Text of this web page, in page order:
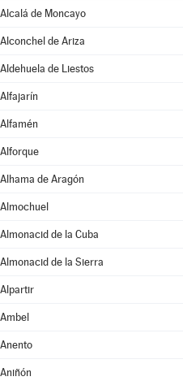
Alcalá de Moncayo
Alconchel de Ariza
Aldehuela de Liestos
Alfajarín
Alfamén
Alforque
Alhama de Aragón
Almochuel
Almonacid de la Cuba
Almonacid de la Sierra
Alpartir
Ambel
Anento
Aniñón